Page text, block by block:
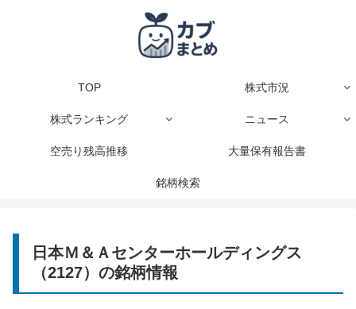
TOP 株式市況
株式ランキング ニュース
空売り残高推移 大量保有報告書
銘柄検索
日本Ｍ＆Ａセンターホールディングス
（2127）の銘柄情報